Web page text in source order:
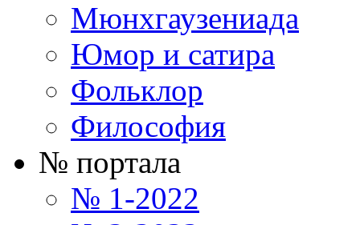
Мюнхгаузениада
Юмор и сатира
Фольклор
Философия
№ портала
№ 1-2022